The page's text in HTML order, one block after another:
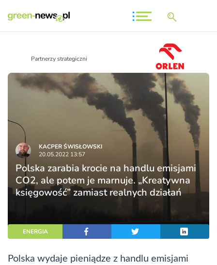
Partnerzy strategiczni
KACPER ŚWISŁO­WSKI
20.05.2022 13:57
Polska zarabia krocie na handlu emisjami
CO2, ale potem je marnuje. „Kreatywna
księgowość” zamiast realnych działań
ENERGIA
Polska wydaje pieniądze z handlu emisjami